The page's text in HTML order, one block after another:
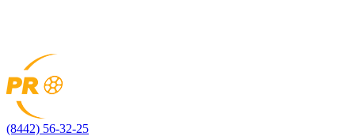
(8442) 56-32-25